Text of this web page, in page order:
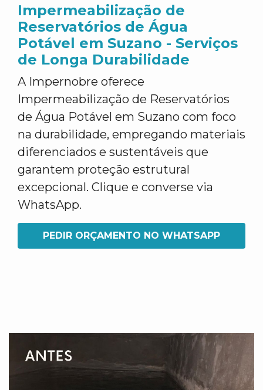
Impermeabilização de
Reservatórios de Água
Potável em Suzano - Serviços
de Longa Durabilidade
A Impernobre oferece
Impermeabilização de Reservatórios
de Água Potável em Suzano com foco
na durabilidade, empregando materiais
diferenciados e sustentáveis que
garantem proteção estrutural
excepcional. Clique e converse via
WhatsApp.
PEDIR ORÇAMENTO NO WHATSAPP